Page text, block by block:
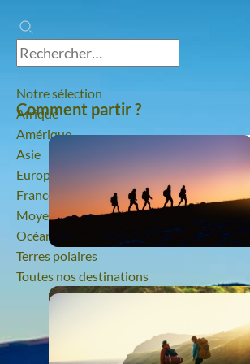
Notre sélection
Afrique
Amérique
Asie
Europe
France
Moyen-Orient
Océanie
Terres polaires
Toutes nos destinations
Comment partir ?